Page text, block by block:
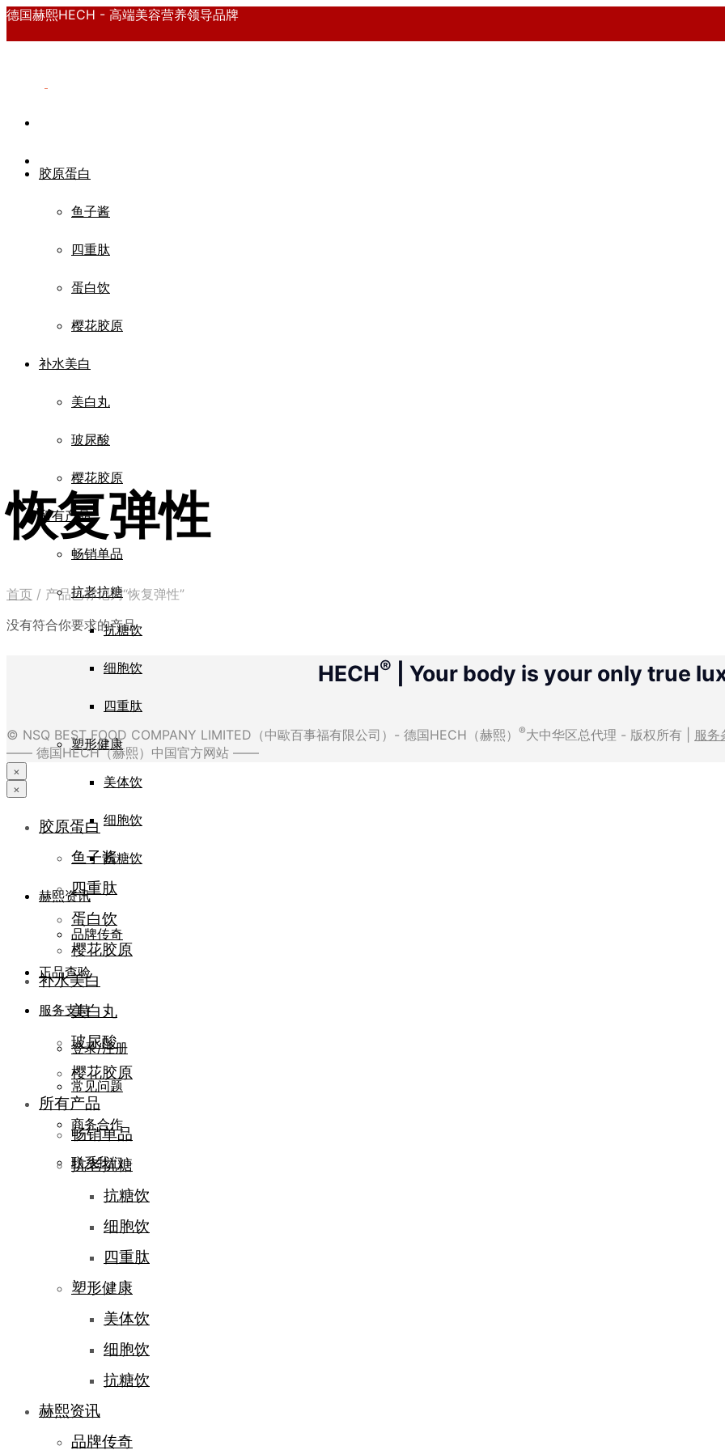
德国赫熙HECH - 高端美容营养领导品牌
胶原蛋白
鱼子酱
四重肽
蛋白饮
樱花胶原
补水美白
美白丸
玻尿酸
樱花胶原
所有产品
畅销单品
抗老抗糖
抗糖饮
细胞饮
四重肽
塑形健康
美体饮
细胞饮
抗糖饮
赫熙资讯
品牌传奇
正品查验
服务支持
登录/注册
常见问题
商务合作
联系我们
恢复弹性
首页 / 产品已标记为“恢复弹性”
没有符合你要求的产品
HECH® | Your body is your only true
© NSQ BEST FOOD COMPANY LIMITED（中歐百事福有限公司）- 德国HECH（赫熙） ®大中华区总代理 - 版权所有 | 服务
—— 德国HECH（赫熙）中国官方网站 ——
×
×
胶原蛋白
鱼子酱
四重肽
蛋白饮
樱花胶原
补水美白
美白丸
玻尿酸
樱花胶原
所有产品
畅销单品
抗老抗糖
抗糖饮
细胞饮
四重肽
塑形健康
美体饮
细胞饮
抗糖饮
赫熙资讯
品牌传奇